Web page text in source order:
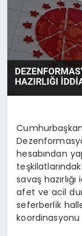
TEKNOLOJI
hesabından
savaş
afet ve acil
seferberlik
koordinasyonu